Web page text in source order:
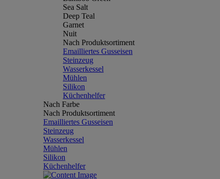
Sea Salt
Deep Teal
Garnet
Nuit
Nach Produktsortiment
Emailliertes Gusseisen
Steinzeug
Wasserkessel
Mühlen
Silikon
Küchenhelfer
Nach Farbe
Nach Produktsortiment
Emailliertes Gusseisen
Steinzeug
Wasserkessel
Mühlen
Silikon
Küchenhelfer